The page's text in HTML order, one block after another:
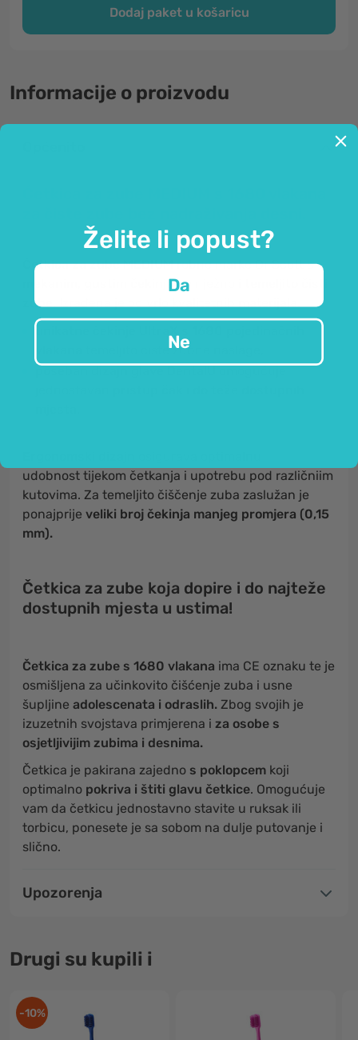
Dodaj paket u košaricu
Informacije o proizvodu
Četkica za zube MEDIUMrobne marke Dr Scott s
mekanim, gustim čekinjama
zube.Izrađena je od vrlo kvalitetnih materijala:
temeljito čiste zubne naslage,
poseban dizajn glave DentalUomogućuje
udobnost tijekom četkanja i upotrebu pod različniim
kutovima. Za temeljito čiščenje zuba zaslužan je
ponajprije veliki broj čekinja manjeg promjera (0,15
mm).
Četkica za zube koja dopire i do najteže
dostupnih mjesta u ustima!
Četkica za zube s 1680 vlakana ima CE oznaku te je
osmišljena za učinkovito čišćenje zuba i usne
šupljine adolescenata i odraslih. Zbog svojih je
izuzetnih svojstava primjerena i za osobe s
osjetljivijim zubima i desnima.
Četkica je pakirana zajedno s poklopcem koji
optimalno pokriva i štiti glavu četkice. Omogućuje
vam da četkicu jednostavno stavite u ruksak ili
torbicu, ponesete je sa sobom na dulje putovanje i
slično.
Upozorenja
Drugi su kupili i
-10%
Želite li popust?
Da
Ne